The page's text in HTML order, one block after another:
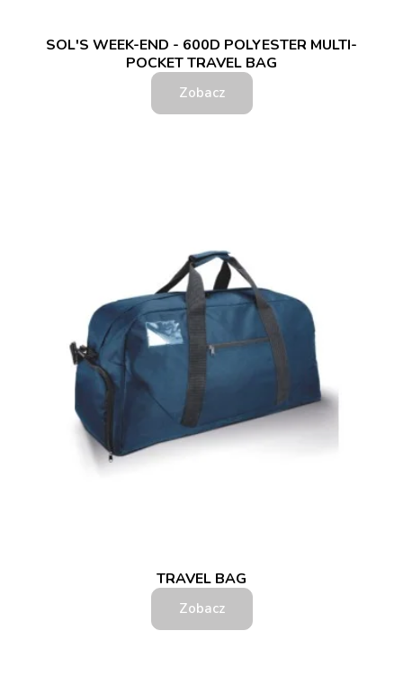
SOL'S WEEK-END - 600D POLYESTER MULTI-
POCKET TRAVEL BAG
Zobacz
TRAVEL BAG
Zobacz